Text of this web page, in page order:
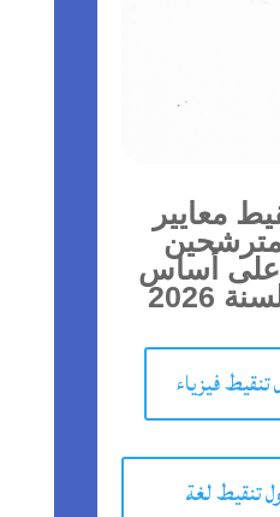
معايير
على أساس
2026
فيزياء
تنقيط لغة